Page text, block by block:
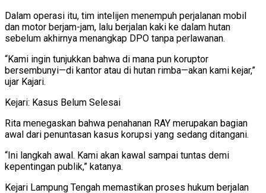
Dalam operasi itu, tim intelijen menempuh perjalanan mobil
dan motor berjam-jam, lalu berjalan kaki ke dalam hutan
sebelum akhirnya menangkap DPO tanpa perlawanan.
“Kami ingin tunjukkan bahwa di mana pun koruptor
bersembunyi—di kantor atau di hutan rimba—akan kami kejar,”
ujar Kajari.
Kejari: Kasus Belum Selesai
Rita menegaskan bahwa penahanan RAY merupakan bagian
awal dari penuntasan kasus korupsi yang sedang ditangani.
“Ini langkah awal. Kami akan kawal sampai tuntas demi
kepentingan publik,” katanya.
Kejari Lampung Tengah memastikan proses hukum berjalan